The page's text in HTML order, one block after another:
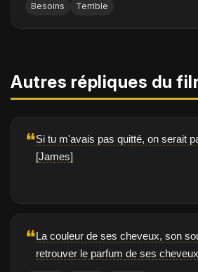
Besoins Terrible
Autres répliques du
❝Si tu m'avais pas quitté, on serait
[James]
❝La couleur de ses cheveux, son
retrouver le parfum de ses